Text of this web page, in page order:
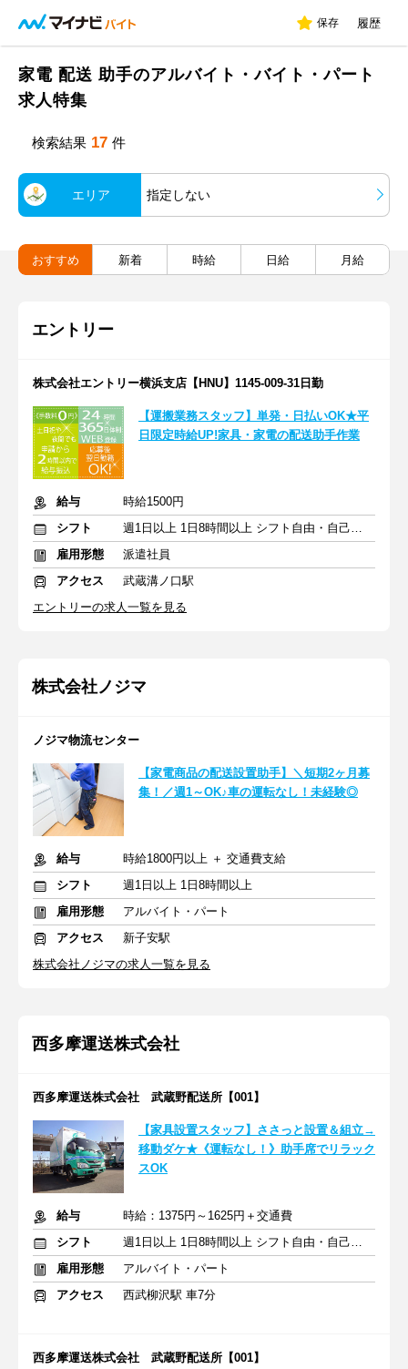
保存 履歴
家電 配送 助手のアルバイト・バイト・パート
求人特集
検索結果 17 件
エリア 指定しない
おすすめ 新着 時給 日給 月給
エントリー
株式会社エントリー横浜支店【HNU】1145-009-31日勤
【運搬業務スタッフ】単発・日払いOK★平
日限定時給UP!家具・家電の配送助手作業
給与
時給1500円
シフト
週1日以上 1日8時間以上 シフト自由・自己申告
雇用形態
派遣社員
アクセス
武蔵溝ノ口駅
エントリーの求人一覧を見る
株式会社ノジマ
ノジマ物流センター
【家電商品の配送設置助手】＼短期2ヶ月募
集！／週1～OK♪車の運転なし！未経験◎
給与
時給1800円以上 ＋ 交通費支給
シフト
週1日以上 1日8時間以上
雇用形態
アルバイト・パート
アクセス
新子安駅
株式会社ノジマの求人一覧を見る
西多摩運送株式会社
西多摩運送株式会社 武蔵野配送所【001】
【家具設置スタッフ】ささっと設置＆組立→
移動ダケ★《運転なし！》助手席でリラック
スOK
給与
時給：1375円～1625円＋交通費
シフト
週1日以上 1日8時間以上 シフト自由・自己申告
雇用形態
アルバイト・パート
アクセス
西武柳沢駅 車7分
西多摩運送株式会社 武蔵野配送所【001】